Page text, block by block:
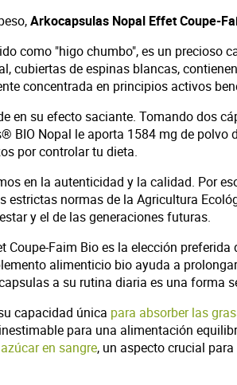
Arkocapsulas Nopal Effet Coupe-
como "higo chumbo", es un precioso
cubiertas de espinas blancas,
concentrada en principios activos
en su efecto saciante. Tomando dos
BIO Nopal le aporta 1584 mg de polvo
por controlar tu dieta.
en la autenticidad y la calidad. Por
estrictas normas de la Agricultura
y el de las generaciones futuras.
Coupe-Faim Bio es la elección
alimenticio bio ayuda a
a su rutina diaria es una forma
capacidad única para absorber las
para una alimentación
en sangre, un aspecto crucial